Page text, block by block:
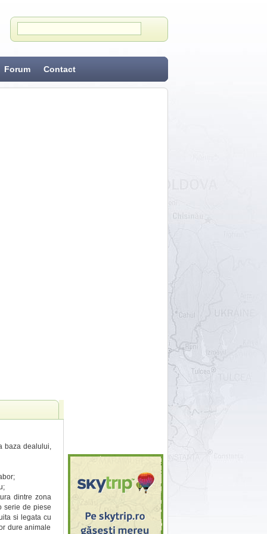
Forum Contact
baza dealului,
dintre zona
serie de piese
si legata cu
dure animale